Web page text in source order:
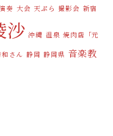
奏 大会 天ぷら 撮影会 新宿
沙 沖縄 温泉 焼肉店「元
さん 静岡 静岡県 音楽教